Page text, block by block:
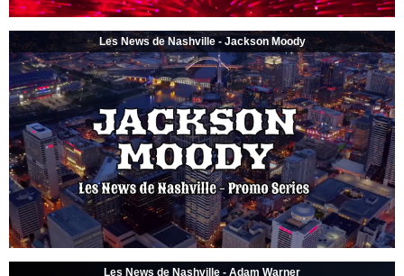
Les News de Nashville - Jackson Moody
Les News de Nashville - Adam Warner